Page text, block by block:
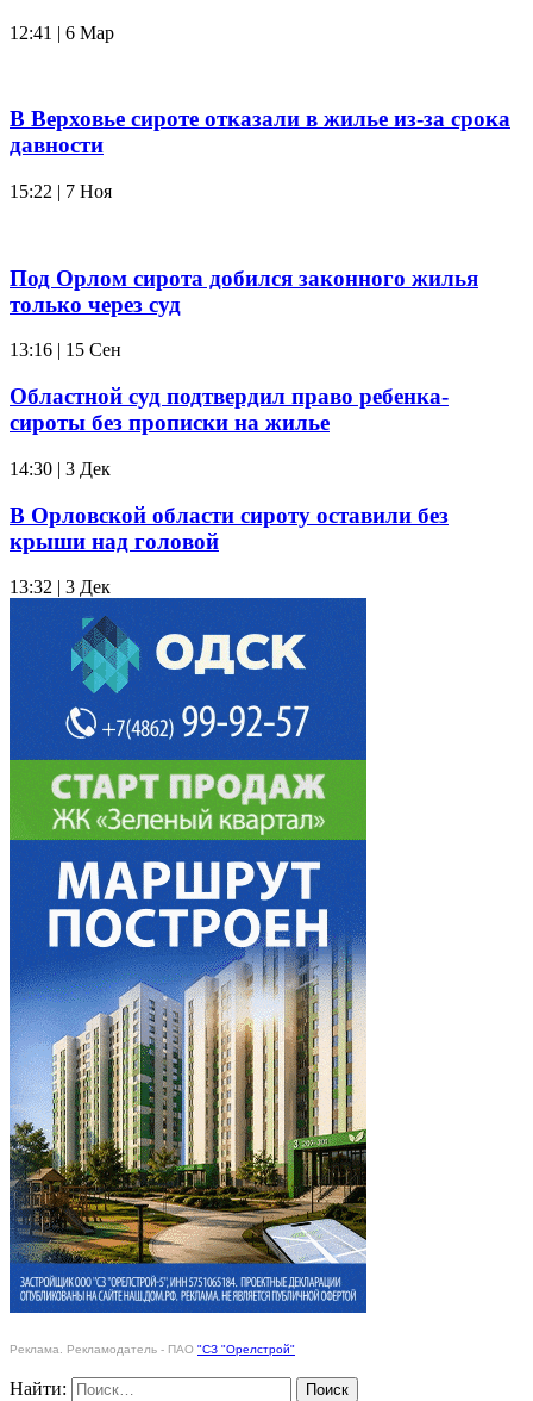
12:41 | 6 Мар
В Верховье сироте отказали в жилье из-за срока
давности
15:22 | 7 Ноя
Под Орлом сирота добился законного жилья
только через суд
13:16 | 15 Сен
Областной суд подтвердил право ребенка-
сироты без прописки на жилье
14:30 | 3 Дек
В Орловской области сироту оставили без
крыши над головой
13:32 | 3 Дек
Реклама. Рекламодатель - ПАО "СЗ "Орелстрой"
Найти: